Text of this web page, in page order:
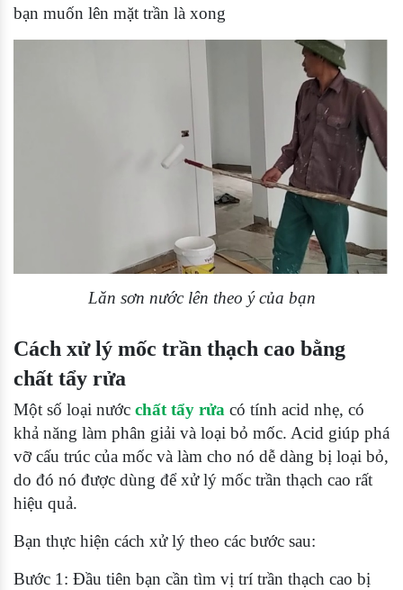
bạn muốn lên mặt trần là xong
Lăn sơn nước lên theo ý của bạn
Cách xử lý mốc trần thạch cao bằng
chất tẩy rửa
Một số loại nước chất tẩy rửa có tính acid nhẹ, có
khả năng làm phân giải và loại bỏ mốc. Acid giúp phá
vỡ cấu trúc của mốc và làm cho nó dễ dàng bị loại bỏ,
do đó nó được dùng đểxử lý mốc trần thạch cao rất
hiệu quả.
Bạn thực hiện cách xử lý theo các bước sau:
Bước 1: Đầu tiên bạn cần tìm vị trí trần thạch cao bị